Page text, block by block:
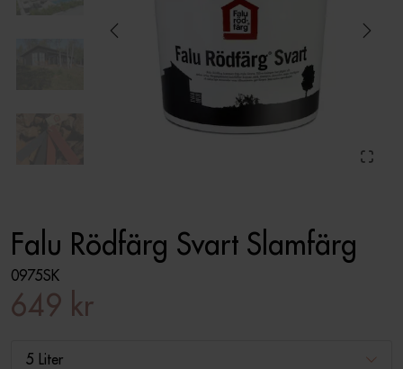
Falu Rödfärg Svart Slamfärg
0975SK
649 kr
5 Liter